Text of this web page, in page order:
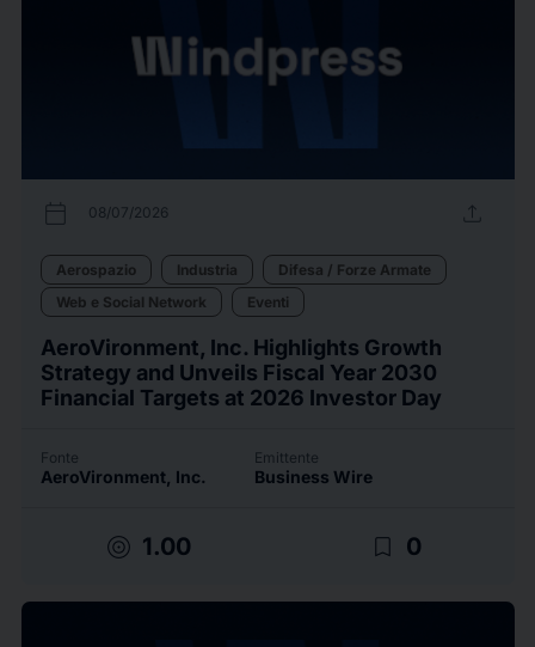
calendar_today 08/07/2026 upload
Aerospazio Industria
Difesa / Forze Armate
Web e Social Network
Eventi
AeroVironment, Inc. Highlights Growth
Strategy and Unveils Fiscal Year 2030
Financial Targets at 2026 Investor Day
Fonte
AeroVironment, Inc.
Emittente
Business Wire
target 1.00 bookmark_border 0